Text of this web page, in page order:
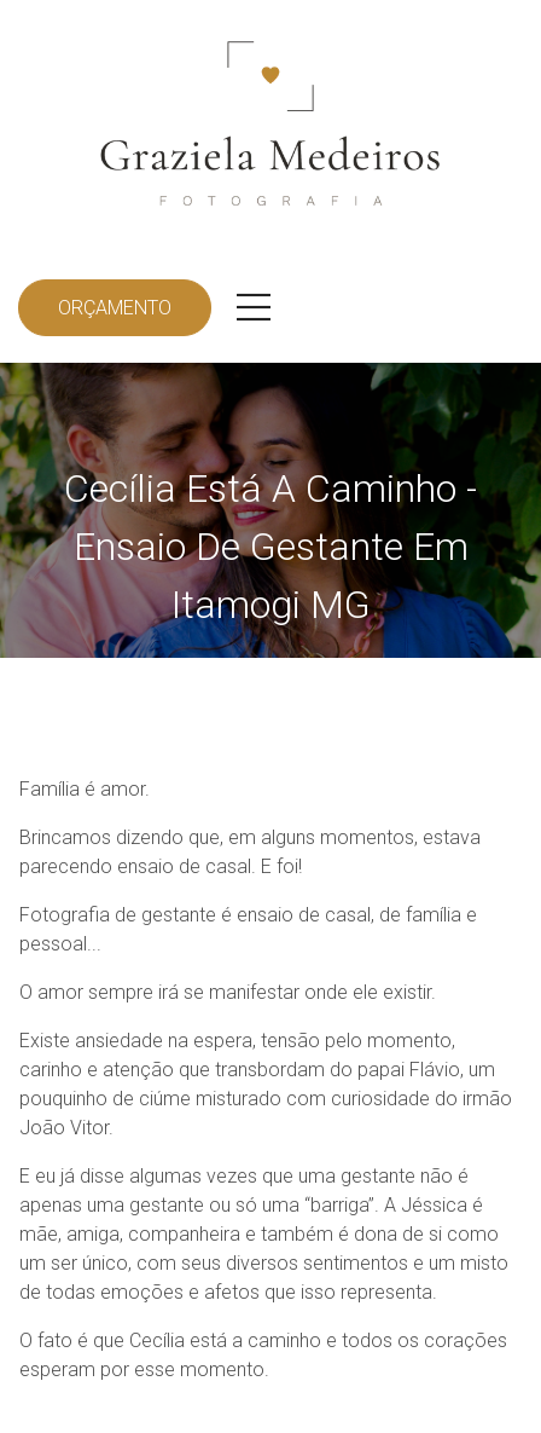
ORÇAMENTO
Cecília Está A Caminho -
Ensaio De Gestante Em
Itamogi MG
Família é amor.
Brincamos dizendo que, em alguns momentos, estava
parecendo ensaio de casal. E foi!
Fotografia de gestante é ensaio de casal, de família e
pessoal...
O amor sempre irá se manifestar onde ele existir.
Existe ansiedade na espera, tensão pelo momento,
carinho e atenção que transbordam do papai Flávio, um
pouquinho de ciúme misturado com curiosidade do irmão
João Vitor.
E eu já disse algumas vezes que uma gestante não é
apenas uma gestante ou só uma “barriga”. A Jéssica é
mãe, amiga, companheira e também é dona de si como
um ser único, com seus diversos sentimentos e um misto
de todas emoções e afetos que isso representa.
O fato é que Cecília está a caminho e todos os corações
esperam por esse momento.